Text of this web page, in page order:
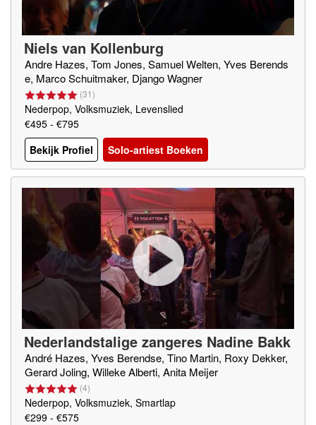
Niels van Kollenburg
Andre Hazes, Tom Jones, Samuel Welten, Yves Berends
e, Marco Schuitmaker, Django Wagner
(31)
Nederpop, Volksmuziek, Levenslied
€495 - €795
Bekijk Profiel
Solo-artiest Boeken
Nederlandstalige zangeres Nadine Bakk
er
André Hazes, Yves Berendse, Tino Martin, Roxy Dekker,
Gerard Joling, Willeke Alberti, Anita Meijer
(4)
Nederpop, Volksmuziek, Smartlap
€299 - €575